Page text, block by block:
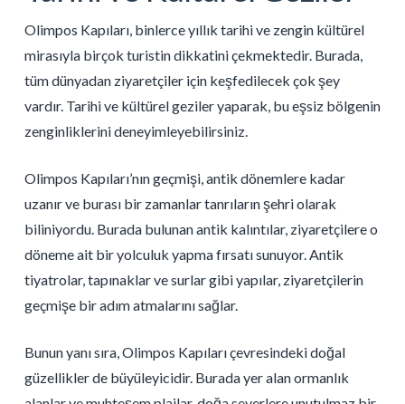
Olimpos Kapıları, binlerce yıllık tarihi ve zengin kültürel
mirasıyla birçok turistin dikkatini çekmektedir. Burada,
tüm dünyadan ziyaretçiler için keşfedilecek çok şey
vardır. Tarihi ve kültürel geziler yaparak, bu eşsiz bölgenin
zenginliklerini deneyimleyebilirsiniz.
Olimpos Kapıları’nın geçmişi, antik dönemlere kadar
uzanır ve burası bir zamanlar tanrıların şehri olarak
biliniyordu. Burada bulunan antik kalıntılar, ziyaretçilere o
döneme ait bir yolculuk yapma fırsatı sunuyor. Antik
tiyatrolar, tapınaklar ve surlar gibi yapılar, ziyaretçilerin
geçmişe bir adım atmalarını sağlar.
Bunun yanı sıra, Olimpos Kapıları çevresindeki doğal
güzellikler de büyüleyicidir. Burada yer alan ormanlık